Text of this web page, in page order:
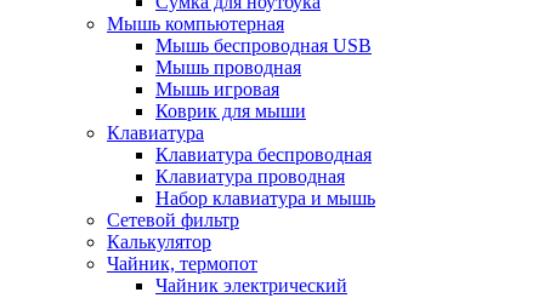
Мышь компьютерная
Мышь беспроводная USB
Мышь проводная
Мышь игровая
Коврик для мыши
Клавиатура
Клавиатура беспроводная
Клавиатура проводная
Набор клавиатура и мышь
Сетевой фильтр
Калькулятор
Чайник, термопот
Чайник электрический